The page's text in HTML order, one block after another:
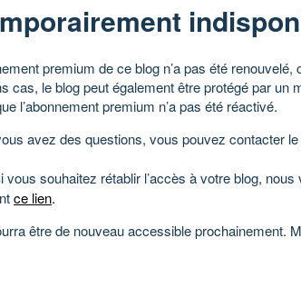
premium de ce blog n’a pas été renouvelé,
cas, le blog peut également être protégé par un
l’abonnement premium n’a pas été réactivé.
avez des questions, vous pouvez contacter
vous souhaitez rétablir l’accès à votre blog,
ce lien.
être de nouveau accessible prochainement.